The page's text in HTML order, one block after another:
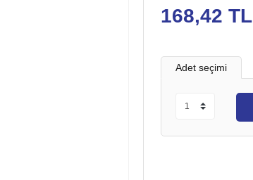
168,42 TL
Adet seçimi